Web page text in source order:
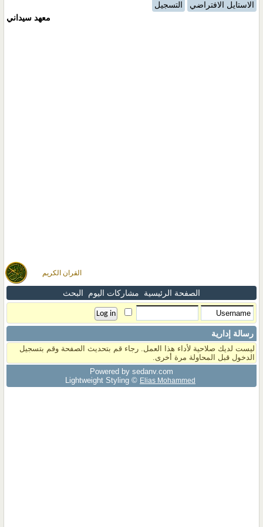
القران الكريم
الاستايل الافتراضي
التسجيل
معهد سيداني
الصفحة الرئيسية مشاركات اليوم البحث
رسالة إدارية
ليست لديك صلاحية لأداء هذا العمل. رجاء قم بتحديث الصفحة وقم بتسجيل
الدخول قبل المحاولة مرة أخرى.
Powered by sedany.com
Lightweight Styling © Elias Mohammed